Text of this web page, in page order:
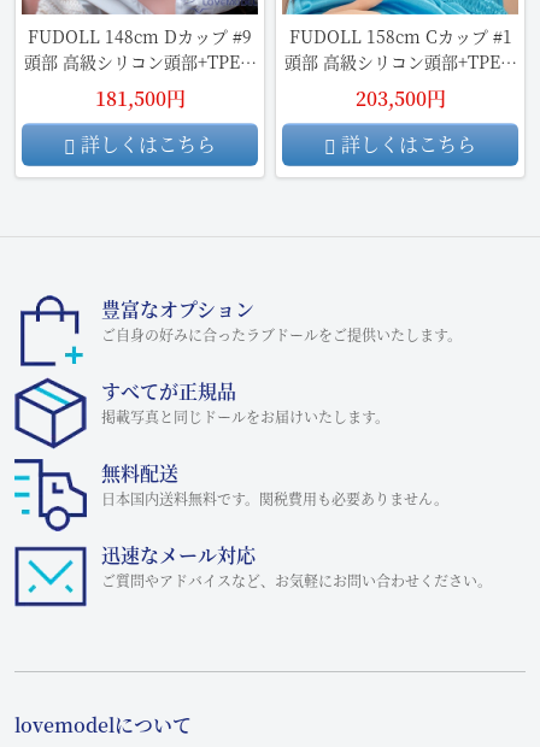
FUDOLL 148cm Dカップ #9
頭部 高級シリコン頭部+TPE材
質ボディ
181,500円
詳しくはこちら
FUDOLL 158cm Cカップ #1
頭部 高級シリコン頭部+TPE材
質ボディ
203,500円
詳しくはこちら
豊富なオプション
ご自身の好みに合ったラブドールをご提供いたします。
すべてが正規品
掲載写真と同じドールをお届けいたします。
無料配送
日本国内送料無料です。関税費用も必要ありません。
迅速なメール対応
ご質問やアドバイスなど、お気軽にお問い合わせください。
lovemodelについて